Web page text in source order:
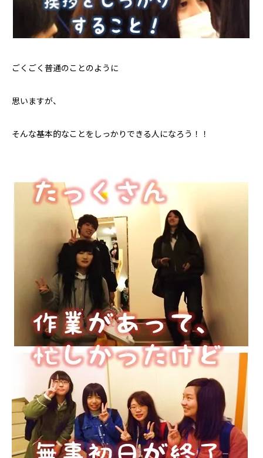
ごくごく普通のことのように
思いますが、
そんな基本的なことをしっかりできる人になろう！！